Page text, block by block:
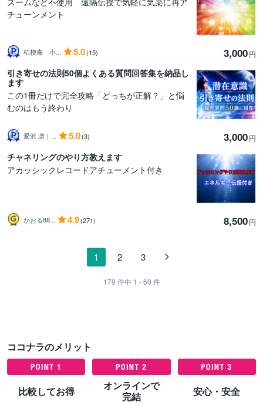
チューンメント
桔梗庵 小... 5.0(15) 3,000円
引き寄せの法則50個よくある質問回答集を納品し
ます
この1冊だけで完全攻略「どっちが正解？」と悩
むのはもう終わり
愛沢 凛｜... 5.0(3) 3,000円
チャネリングのやり方教えます
アカッシックレコードアチューメント付き
かおる88... 4.9(271) 8,500円
1 2 3
179 件中 1 - 60 件
ココナラのメリット
比較してお得
オンラインで
完結
安心・安全